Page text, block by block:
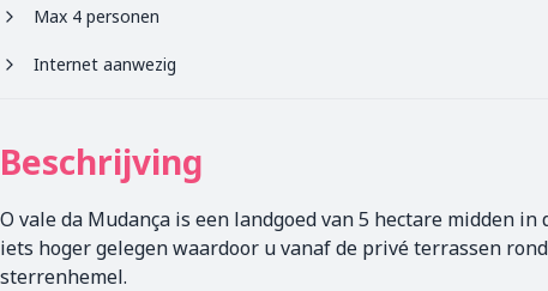
Max 4 personen
Internet aanwezig
Beschrijving
O vale da Mudança is een landgoed van 5 hectare midden
iets hoger gelegen waardoor u vanaf de privé terrassen
sterrenhemel.